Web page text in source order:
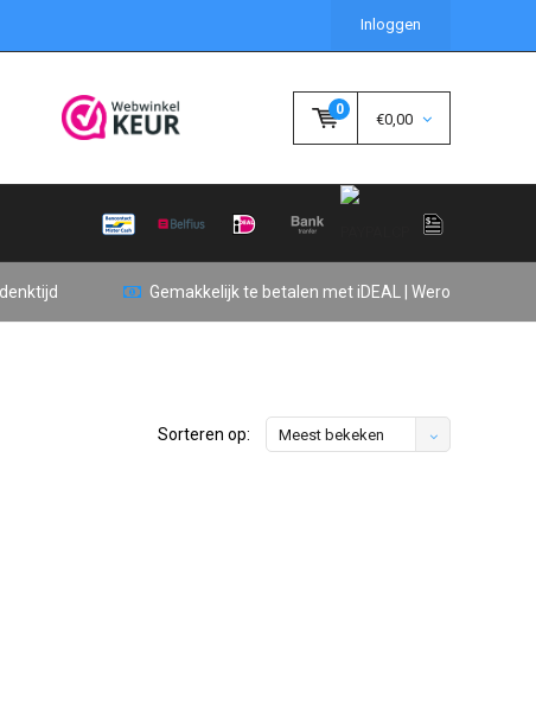
Inloggen
0
€0,00
Gemakkelijk te betalen met iDEAL | Wero
Sorteren op: Meest bekeken